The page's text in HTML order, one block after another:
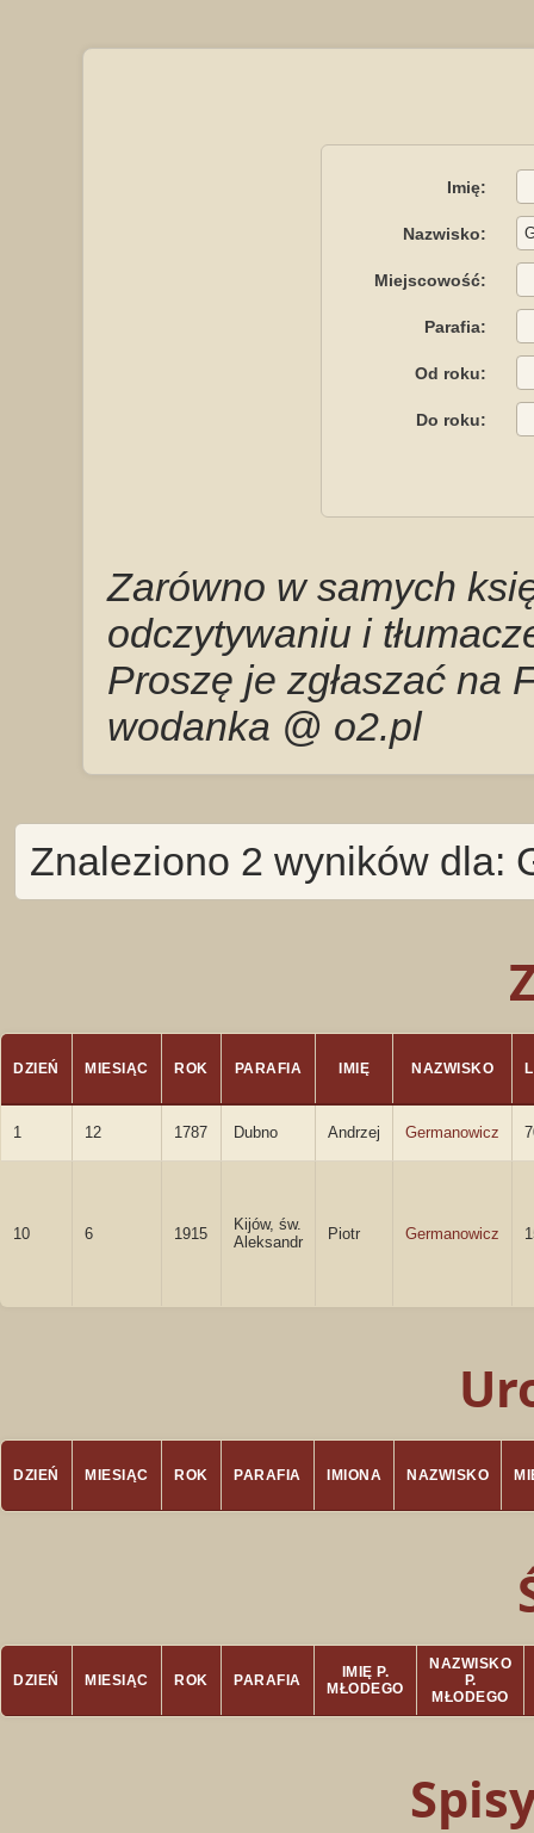
Imię:
Nazwisko:
Miejscowość:
Parafia:
Od roku:
Do roku:
Zarówno w samych
odczytywaniu i
Proszę je zgłaszać na
wodanka @ o2.pl
Znaleziono 2 wyników dla:
DZIEŃ MIESIĄC ROK PARAFIA IMIĘ NAZWISKO
1 12 1787 Dubno Andrzej Germanowicz
10 6 1915
Kijów, św.
Aleksandr
Piotr Germanowicz
DZIEŃ MIESIĄC ROK PARAFIA IMIONA NAZWISKO
DZIEŃ MIESIĄC ROK PARAFIA
IMIĘ P.
MŁODEGO
NAZWISKO
P.
MŁODEGO